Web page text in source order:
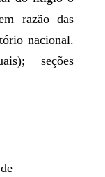
razão das
nacional.
seções